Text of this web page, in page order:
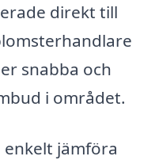
direkt till
snabba och
i området.
jämföra